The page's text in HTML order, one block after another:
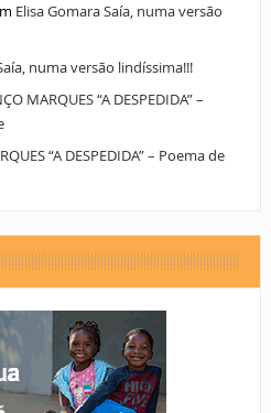
Elisa Gomara Saía, numa versão
numa versão lindíssima!!!
MARQUES “A DESPEDIDA” –
“A DESPEDIDA” – Poema de